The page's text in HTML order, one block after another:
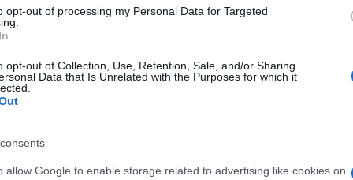
opt-out of processing my Personal Data for Targeted
opt-out of Collection, Use, Retention, Sale, and/or Sharing
Data that Is Unrelated with the Purposes for which it
allow Google to enable storage related to advertising like cookies on
high fat ishrana ili keto, to je slično, radi se
stvoren. Druga stvar, velika količina masti u
šećernu bolest i od masti jer mast blokira
Apsolutno, to je najgora stvar, pa još ako ne
je nenormalno, to je užas.
sa limunom, koji mnogi preporučuju za